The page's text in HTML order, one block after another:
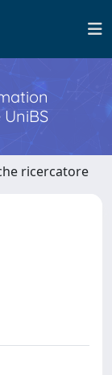
ricercatore